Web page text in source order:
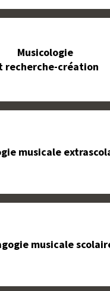
Musicologie
recherche-création
musicale
musicale